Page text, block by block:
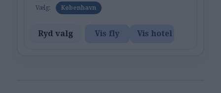
Vælg: København
Ryd valg Vis fly Vis hotel